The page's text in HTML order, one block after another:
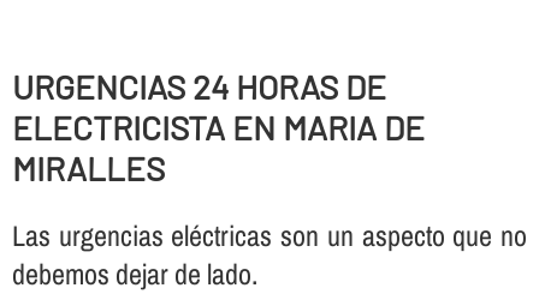
URGENCIAS 24 HORAS DE
ELECTRICISTA EN MARIA DE
MIRALLES
Las urgencias eléctricas son un aspecto que no
debemos dejar de lado.